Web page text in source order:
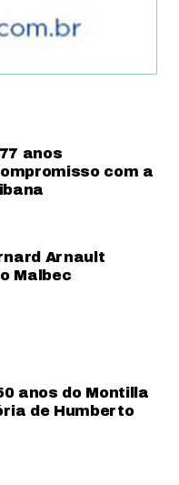
anos
com a
Arnault
Malbec
anos do Montilla
de Humberto